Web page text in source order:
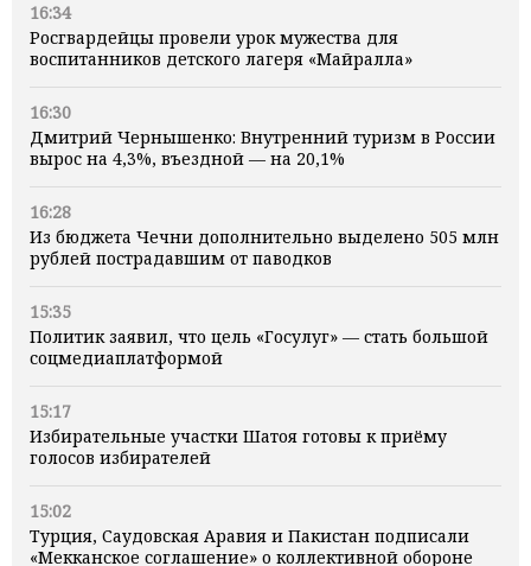
16:34
Росгвардейцы провели урок мужества для
воспитанников детского лагеря «Майралла»
16:30
Дмитрий Чернышенко: Внутренний туризм в России
вырос на 4,3%, въездной — на 20,1%
16:28
Из бюджета Чечни дополнительно выделено 505 млн
рублей пострадавшим от паводков
15:35
Политик заявил, что цель «Госулуг» — стать большой
соцмедиаплатформой
15:17
Избирательные участки Шатоя готовы к приёму
голосов избирателей
15:02
Турция, Саудовская Аравия и Пакистан подписали
«Мекканское соглашение» о коллективной обороне